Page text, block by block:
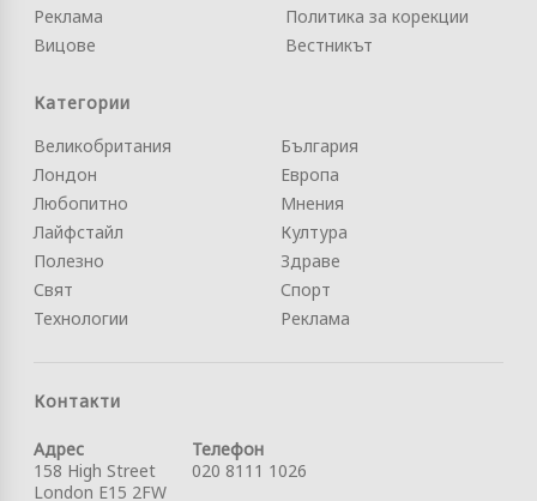
Реклама
Вицове
Политика за корекции
Вестникът
Категории
Великобритания
Лондон
Любопитно
Лайфстайл
Полезно
Свят
Технологии
България
Европа
Мнения
Култура
Здраве
Спорт
Реклама
Контакти
Адрес
158 High Street
London E15 2FW
Телефон
020 8111 1026